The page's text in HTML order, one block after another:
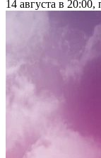
14 августа в 20:00,